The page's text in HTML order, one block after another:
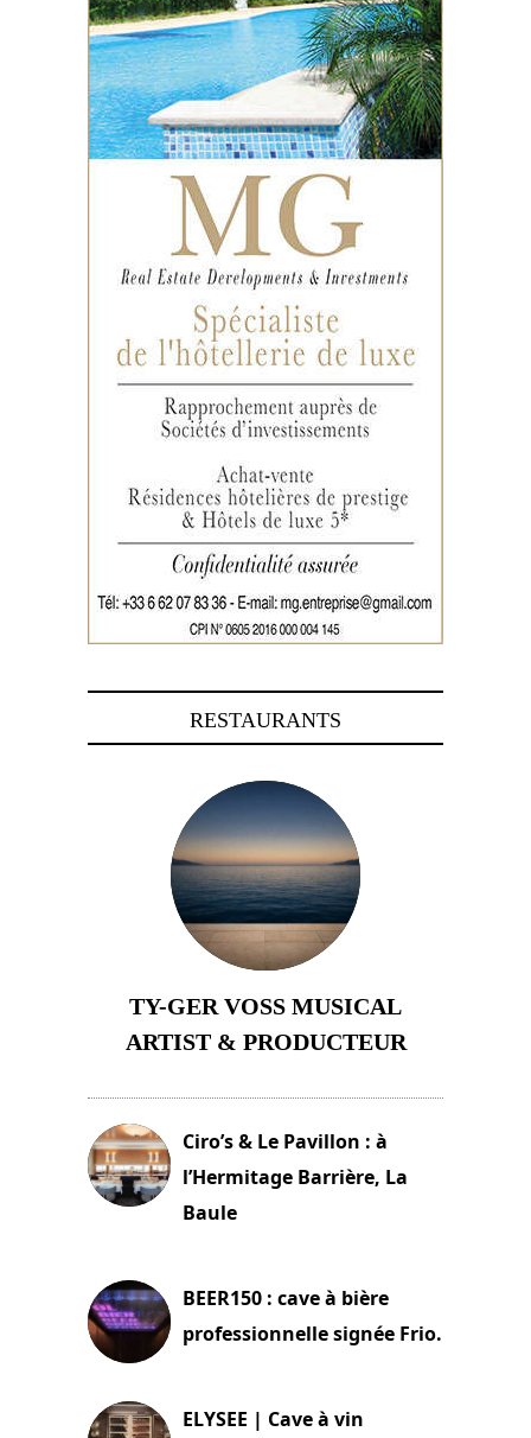
RESTAURANTS
TY-GER VOSS MUSICAL
ARTIST & PRODUCTEUR
Ciro’s & Le Pavillon : à
l’Hermitage Barrière, La
Baule
BEER150 : cave à bière
professionnelle signée Frio.
ELYSEE | Cave à vin